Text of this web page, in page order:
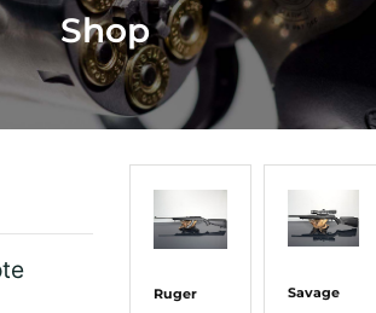
Shop
Ruger
Savage